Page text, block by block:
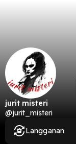
jurit misteri
@jurit_misteri
Langganan